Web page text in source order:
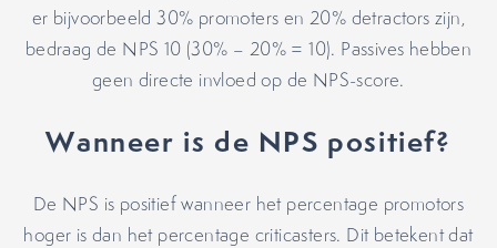
er bijvoorbeeld 30% promoters en 20% detractors zijn,
bedraag de NPS 10 (30% – 20% = 10). Passives hebben
geen directe invloed op de NPS-score.
Wanneer is de NPS positief?
De NPS is positief wanneer het percentage promotors
hoger is dan het percentage criticasters. Dit betekent dat